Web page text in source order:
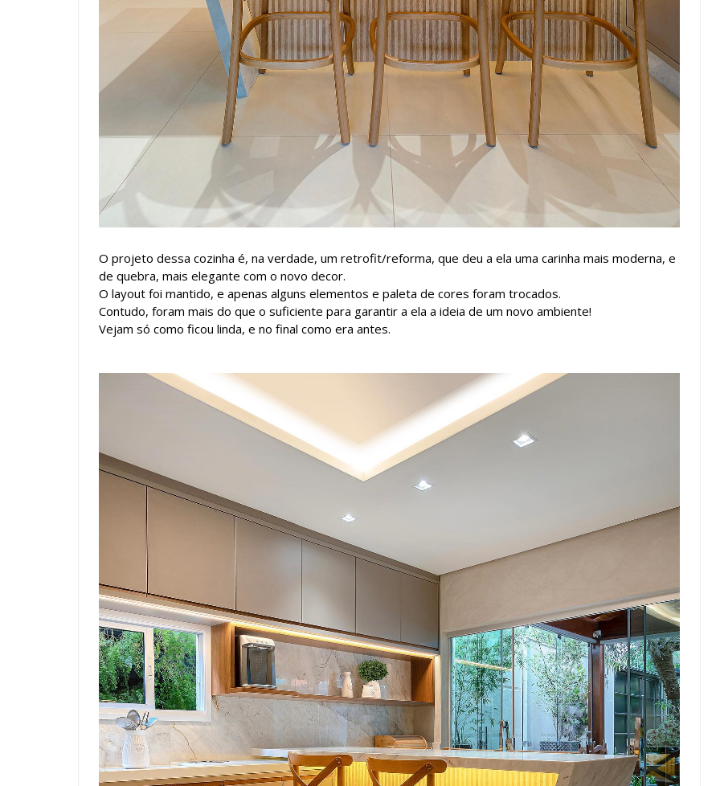
O projeto dessa cozinha é, na verdade, um retrofit/reforma, que deu a ela uma carinha mais moderna, e
de quebra, mais elegante com o novo decor.
O layout foi mantido, e apenas alguns elementos e paleta de cores foram trocados.
Contudo, foram mais do que o suficiente para garantir a ela a ideia de um novo ambiente!
Vejam só como ficou linda, e no final como era antes.